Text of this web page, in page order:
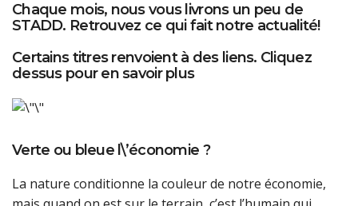
Chaque mois, nous vous livrons un peu de
STADD. Retrouvez ce qui fait notre actualité!
Certains titres renvoient à des liens. Cliquez
dessus pour en savoir plus
Verte ou bleue l\’économie ?
La nature conditionne la couleur de notre économie,